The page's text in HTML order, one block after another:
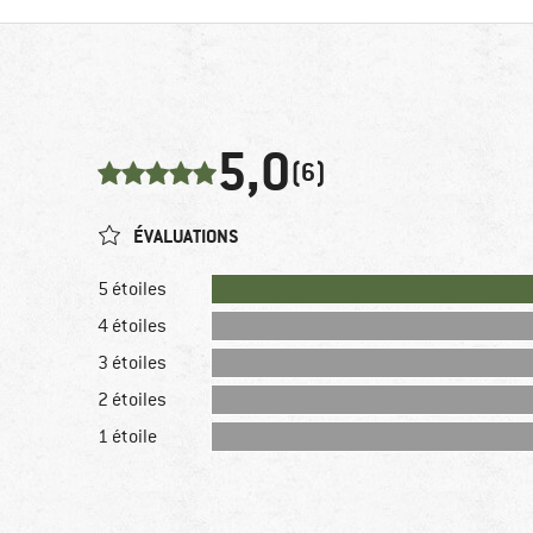
5,0(6)
ÉVALUATIONS
5 étoiles
4 étoiles
3 étoiles
2 étoiles
1 étoile